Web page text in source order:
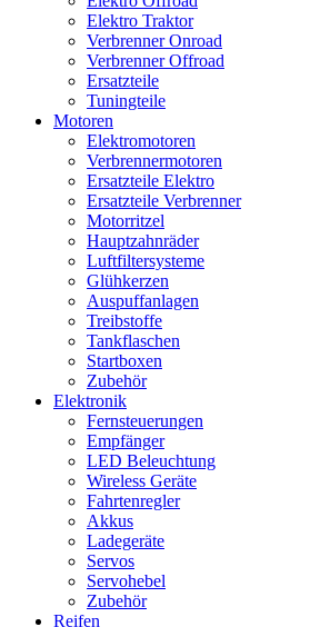
Elektro Traktor
Verbrenner Onroad
Verbrenner Offroad
Ersatzteile
Tuningteile
Motoren
Elektromotoren
Verbrennermotoren
Ersatzteile Elektro
Ersatzteile Verbrenner
Motorritzel
Hauptzahnräder
Luftfiltersysteme
Glühkerzen
Auspuffanlagen
Treibstoffe
Tankflaschen
Startboxen
Zubehör
Elektronik
Fernsteuerungen
Empfänger
LED Beleuchtung
Wireless Geräte
Fahrtenregler
Akkus
Ladegeräte
Servos
Servohebel
Zubehör
Reifen